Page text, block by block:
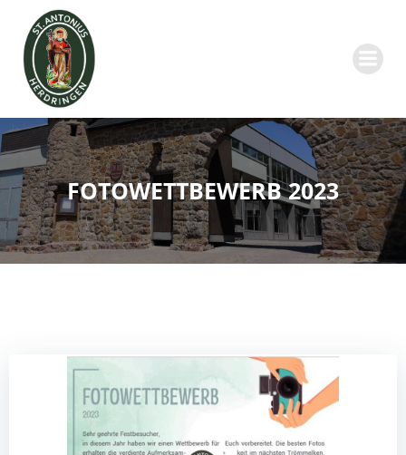
FOTOWETTBEWERB 2023